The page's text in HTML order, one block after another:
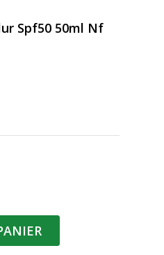
Spf50 50ml Nf